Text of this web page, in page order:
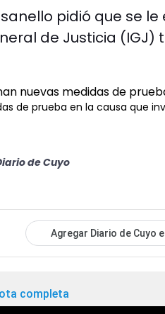
pidió que se
de Justicia (IGJ)
de prueba en la causa que
de Cuyo
Agregar Diario de Cuyo
completa